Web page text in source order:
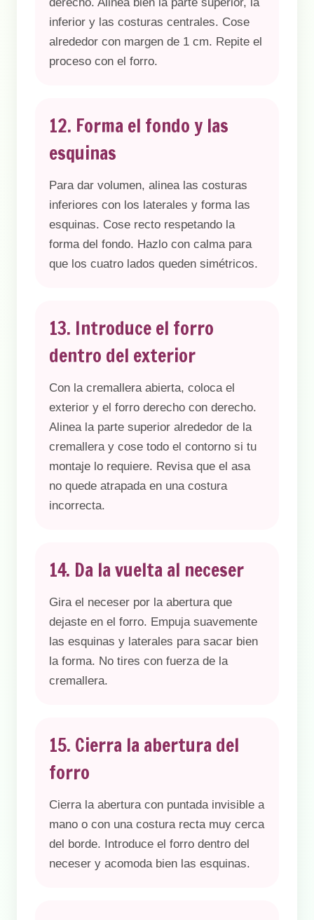
inferior y las costuras centrales. Cose
alrededor con margen de 1 cm. Repite el
proceso con el forro.
12. Forma el fondo y las
esquinas
Para dar volumen, alinea las costuras
inferiores con los laterales y forma las
esquinas. Cose recto respetando la
forma del fondo. Hazlo con calma para
que los cuatro lados queden simétricos.
13. Introduce el forro
dentro del exterior
Con la cremallera abierta, coloca el
exterior y el forro derecho con derecho.
Alinea la parte superior alrededor de la
cremallera y cose todo el contorno si tu
montaje lo requiere. Revisa que el asa
no quede atrapada en una costura
incorrecta.
14. Da la vuelta al neceser
Gira el neceser por la abertura que
dejaste en el forro. Empuja suavemente
las esquinas y laterales para sacar bien
la forma. No tires con fuerza de la
cremallera.
15. Cierra la abertura del
forro
Cierra la abertura con puntada invisible a
mano o con una costura recta muy cerca
del borde. Introduce el forro dentro del
neceser y acomoda bien las esquinas.